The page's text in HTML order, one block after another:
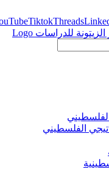
TiktokThreads
الفلسطيني